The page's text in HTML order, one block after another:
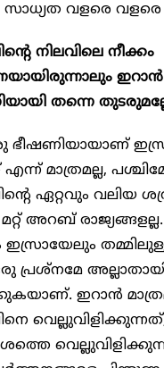
വളരെ വളരെ
നിലവിലെ നീക്കം
ഇറാൻ
തന്നെ
ഭീഷണിയായാണ്
മാത്രമല്ല,
ഏറ്റവും വലിയ
അറബ്
ഇസ്രായേലും
പ്രശ്നമേ
ഇറാൻ